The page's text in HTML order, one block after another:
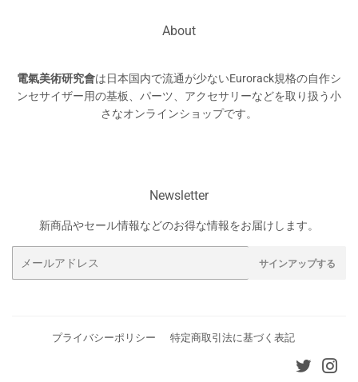
About
電氣美術研究會は日本国内で流通が少ないEurorack規格の自作シ
ンセサイザー用の基板、パーツ、アクセサリーなどを取り扱う小
さなオンラインショップです。
Newsletter
新商品やセール情報などのお得な情報をお届けします。
サインアップする
プライバシーポリシー 特定商取引法に基づく表記
Twitter